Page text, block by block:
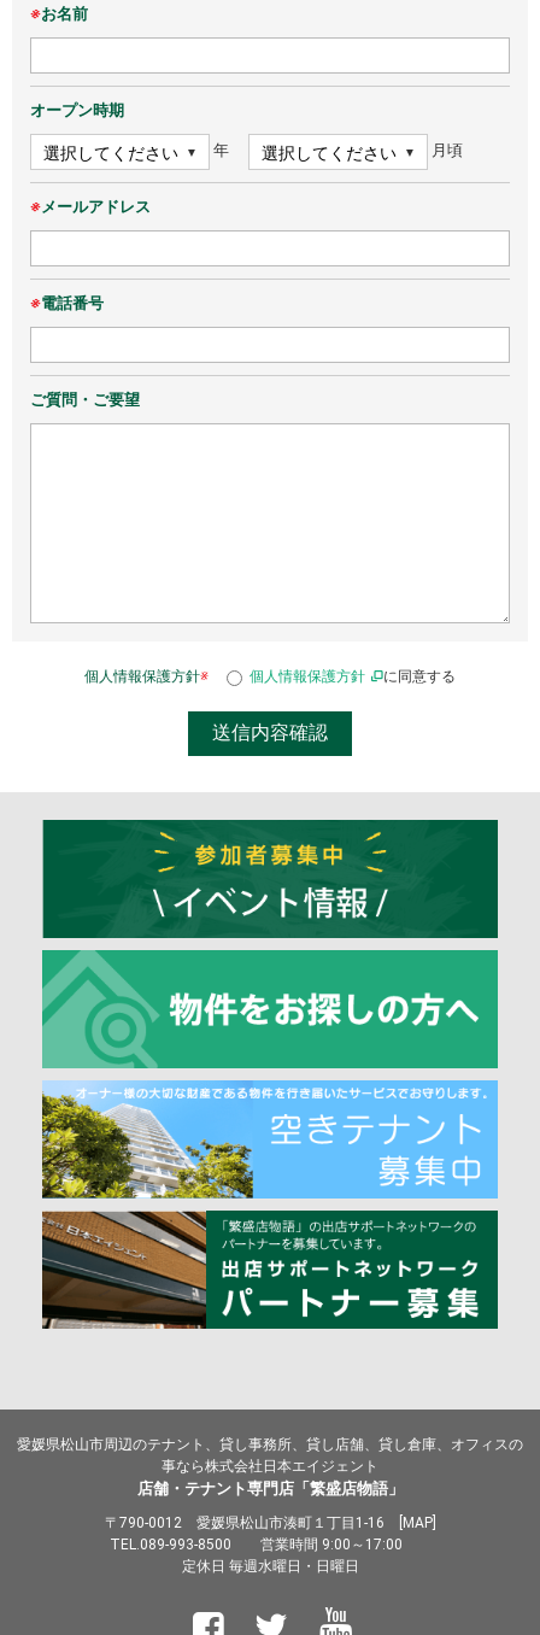
※お名前
オープン時期
年 月頃
※ メールアドレス
※電話番号
ご質問・ご要望
個人情報保護方針※ 個人情報保護方針 に同意する
愛媛県松山市周辺のテナント、貸し事務所、貸し店舗、貸し倉庫、オフィスの
事なら株式会社日本エイジェント
店舗・テナント専門店「繁盛店物語」
〒790-0012 愛媛県松山市湊町１丁目1-16 [ MAP]
TEL.089-993-8500 営業時間 9:00～17:00
定休日 毎週水曜日・日曜日